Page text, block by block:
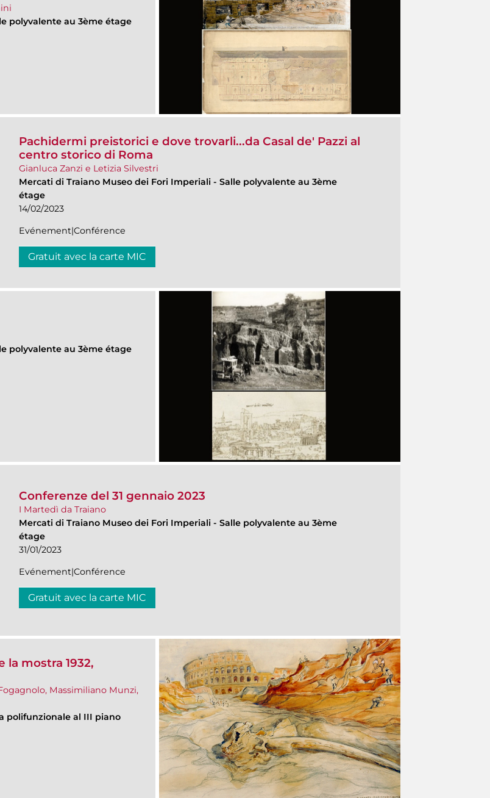
polyvalente au 3ème étage
Pachidermi preistorici e dove trovarli...da Casal de' Pazzi al
centro storico di Roma
Gianluca Zanzi e Letizia Silvestri
Mercati di Traiano Museo dei Fori Imperiali - Salle polyvalente au 3ème
étage
14/02/2023
Evénement|Conférence
Gratuit avec la carte MIC
polyvalente au 3ème étage
Conferenze del 31 gennaio 2023
I Martedì da Traiano
Mercati di Traiano Museo dei Fori Imperiali - Salle polyvalente au 3ème
étage
31/01/2023
Evénement|Conférence
Gratuit avec la carte MIC
la mostra 1932,
Massimiliano Munzi,
polifunzionale al III piano